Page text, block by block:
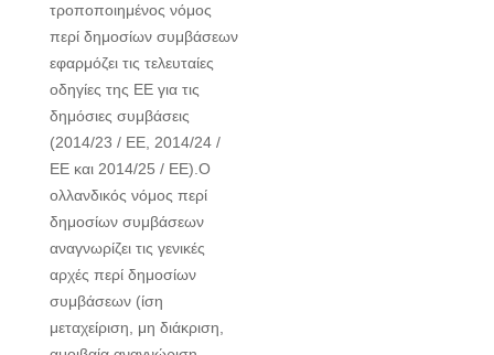
τροποποιημένος νόμος
περί δημοσίων συμβάσεων
εφαρμόζει τις τελευταίες
οδηγίες της ΕΕ για τις
δημόσιες συμβάσεις
(2014/23 / ΕΕ, 2014/24 /
ΕΕ και 2014/25 / ΕΕ).Ο
ολλανδικός νόμος περί
δημοσίων συμβάσεων
αναγνωρίζει τις γενικές
αρχές περί δημοσίων
συμβάσεων (ίση
μεταχείριση, μη διάκριση,